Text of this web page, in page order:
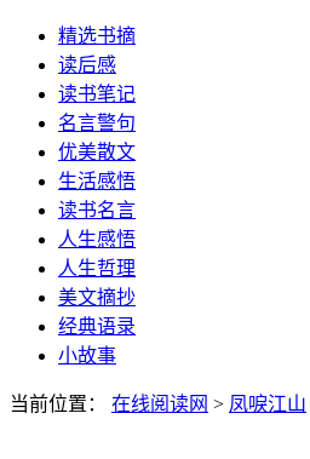
精选书摘
读后感
读书笔记
名言警句
优美散文
生活感悟
读书名言
人生感悟
人生哲理
美文摘抄
经典语录
小故事
当前位置： 在线阅读网 > 凤唳江山